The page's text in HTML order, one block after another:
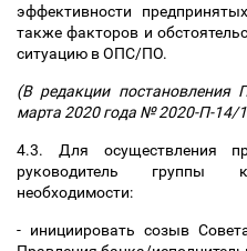
эффективности
также факторов и
ситуацию в ОПС/ПО.
(В редакции
марта 2020 года № 2020-П-14/
4.3. Для осуществления
руководитель группы
необходимости:
- инициировать созыв